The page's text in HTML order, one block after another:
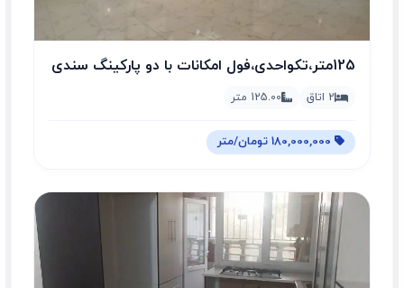
125متر،تکواحدی،فول امکانات با دو پارکینگ سندی
2 اتاق 125.00 متر